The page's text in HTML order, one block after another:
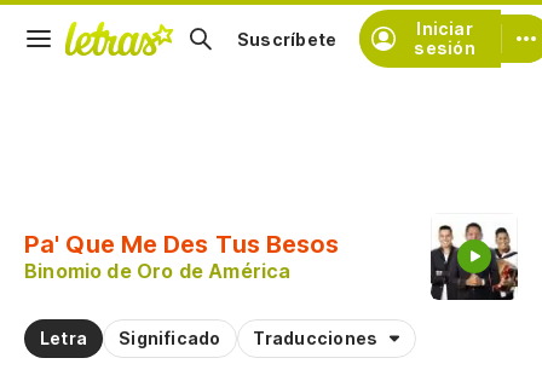
Iniciar
sesión
Suscríbete
Pa' Que Me Des Tus Besos
Binomio de Oro de América
Letra Significado Traducciones
Practicar la pronunciación de